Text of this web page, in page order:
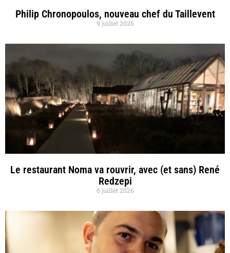
Philip Chronopoulos, nouveau chef du Taillevent
9 juillet 2026
Le restaurant Noma va rouvrir, avec (et sans) René
Redzepi
6 juillet 2026